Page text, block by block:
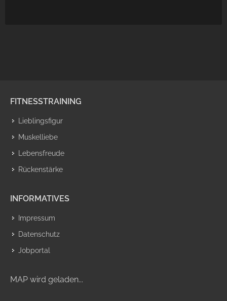
FITNESSTRAINING
Lieblingsfigur
Muskelliebe
Lebensfreude
Rückenstärke
INFORMATIVES
Impressum
Datenschutz
Jobportal
MAP wird geladen...